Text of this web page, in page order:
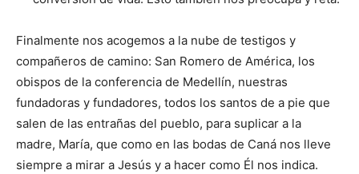
Finalmente nos acogemos a la nube de testigos y
compañeros de camino: San Romero de América, los
obispos de la conferencia de Me­dellín, nuestras
fundadoras y funda­dores, todos los santos de a pie que
salen de las entrañas del pueblo, para suplicar a la
madre, María, que como en las bodas de Caná nos lleve
siempre a mirar a Jesús y a hacer como Él nos indica.